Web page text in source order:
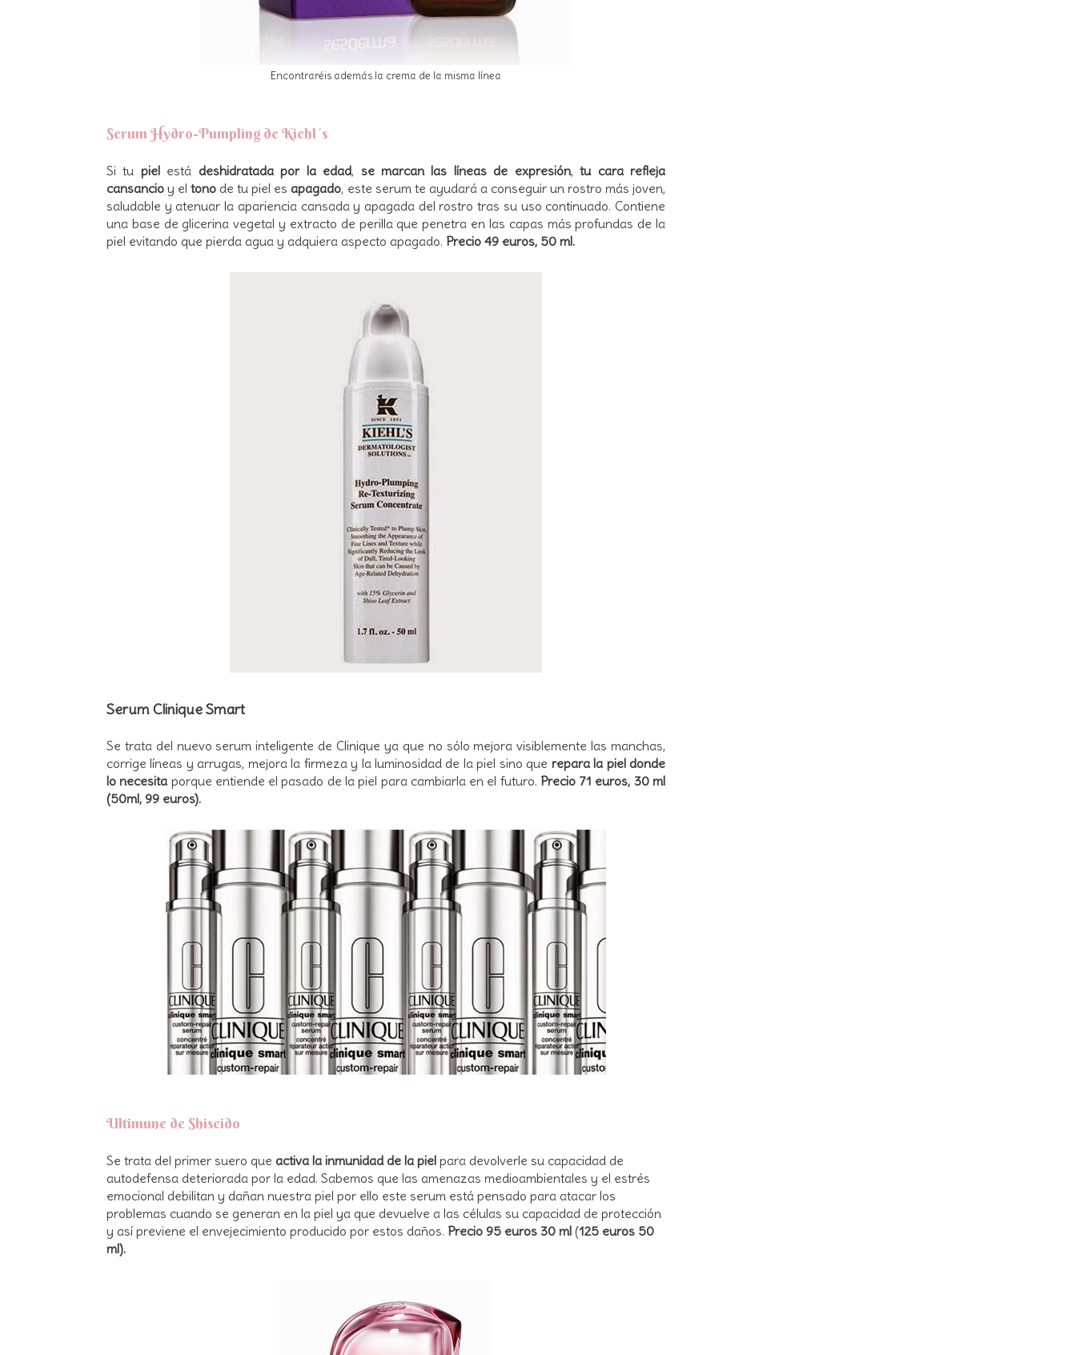
Encontraréis además la crema de la misma línea
Serum Hydro-Pumpling de Kiehl´s
Si tu pielestá deshidratada por la edad, se marcan las líneas de expresión, tu cara refleja
cansancio y eltono de tu piel es apagado, este serum te ayudará a conseguir un rostro más joven,
saludable y atenuar la apariencia cansada y apagada del rostro tras su uso continuado. Contiene
una base de glicerina vegetal y extracto de perilla que penetra en las capas más profundas de la
piel evitando que pierda agua y adquiera aspecto apagado. Precio 49 euros, 50 ml.
Serum Clinique Smart
Se trata del nuevo serum inteligente de Clinique ya que no sólo mejora visiblemente las manchas,
corrige líneas y arrugas, mejora la firmeza y la luminosidad de la piel sino que repara la piel donde
lo necesita porque entiende el pasado de la piel para cambiarla en el futuro. Precio 71 euros, 30 ml
(50ml, 99 euros).
Ultimune de Shiseido
Se trata del primer suero que activa la inmunidad de la piel para devolverle su capacidad de
autodefensa deteriorada por la edad. Sabemos que las amenazas medioambientales y el estrés
emocional debilitan y dañan nuestra piel por ello este serum está pensado para atacar los
problemas cuando se generan en la piel ya que devuelve a las células su capacidad de protección
y así previene el envejecimiento producido por estos daños. Precio 95 euros 30 ml (125 euros 50
ml).